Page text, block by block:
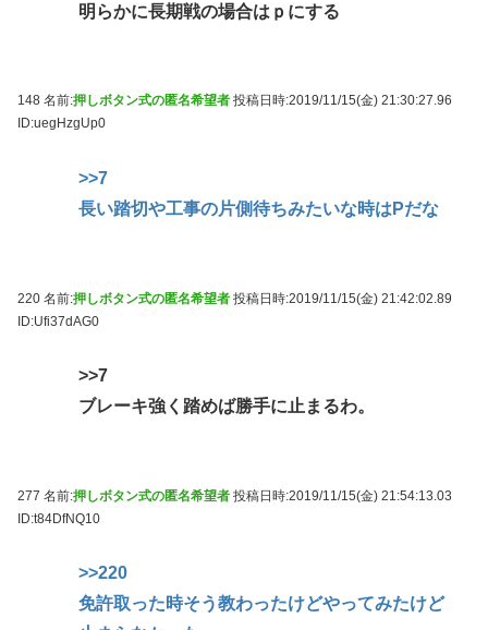
明らかに長期戦の場合はｐにする
148 名前:押しボタン式の匿名希望者 投稿日時:2019/11/15(金) 21:30:27.96
ID:uegHzgUp0
>>7
長い踏切や工事の片側待ちみたいな時はPだな
220 名前:押しボタン式の匿名希望者 投稿日時:2019/11/15(金) 21:42:02.89
ID:Ufi37dAG0
>>7
ブレーキ強く踏めば勝手に止まるわ。
277 名前:押しボタン式の匿名希望者 投稿日時:2019/11/15(金) 21:54:13.03
ID:t84DfNQ10
>>220
免許取った時そう教わったけどやってみたけど